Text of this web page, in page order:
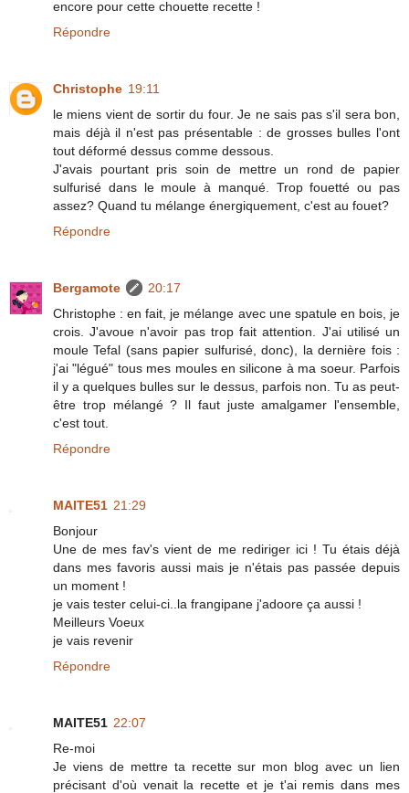
encore pour cette chouette recette !
Répondre
Christophe 19:11
le miens vient de sortir du four. Je ne sais pas s'il sera bon,
mais déjà il n'est pas présentable : de grosses bulles l'ont
tout déformé dessus comme dessous.
J'avais pourtant pris soin de mettre un rond de papier
sulfurisé dans le moule à manqué. Trop fouetté ou pas
assez? Quand tu mélange énergiquement, c'est au fouet?
Répondre
Bergamote
20:17
Christophe : en fait, je mélange avec une spatule en bois, je
crois. J'avoue n'avoir pas trop fait attention. J'ai utilisé un
moule Tefal (sans papier sulfurisé, donc), la dernière fois :
j'ai "légué" tous mes moules en silicone à ma soeur. Parfois
il y a quelques bulles sur le dessus, parfois non. Tu as peut-
être trop mélangé ? Il faut juste amalgamer l'ensemble,
c'est tout.
Répondre
MAITE51 21:29
Bonjour
Une de mes fav's vient de me rediriger ici ! Tu étais déjà
dans mes favoris aussi mais je n'étais pas passée depuis
un moment !
je vais tester celui-ci..la frangipane j'adoore ça aussi !
Meilleurs Voeux
je vais revenir
Répondre
MAITE51 22:07
Re-moi
Je viens de mettre ta recette sur mon blog avec un lien
précisant d'où venait la recette et je t'ai remis dans mes